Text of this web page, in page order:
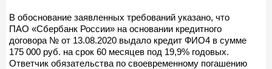
В обоснование заявленных требований указано, что
ПАО «Сбербанк России» на основании кредитного
договора № от 13.08.2020 выдало кредит ФИО4 в сумме
175 000 руб. на срок 60 месяцев под 19,9% годовых.
Ответчик обязательства по своевременному погашению